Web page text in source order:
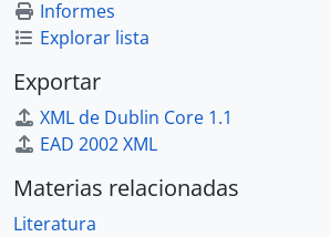
Informes
Explorar lista
Exportar
XML de Dublin Core 1.1
EAD 2002 XML
Materias relacionadas
Literatura